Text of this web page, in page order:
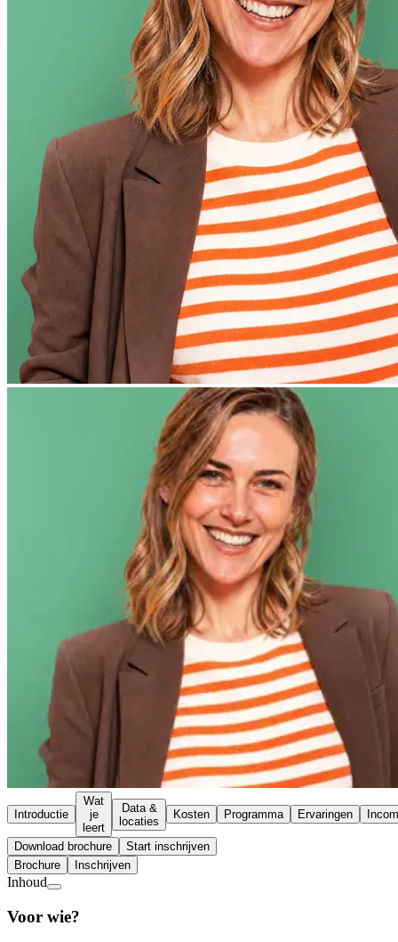
Introductie
Wat
je
leert
Data &
locaties
Kosten Programma Ervaringen
Download brochure
Start inschrijven
Brochure
Inschrijven
Inhoud
Voor wie?